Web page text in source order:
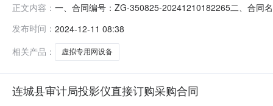
正文内容： 一、合同编号：ZG-350825-20241210182265二、合同
科技有限公司地址：福建省福州市鼓楼区联系方式：
发布时间： 2024-12-11 08:38
相关产品：
虚拟专用网设备
连城县审计局投影仪直接订购采购合同